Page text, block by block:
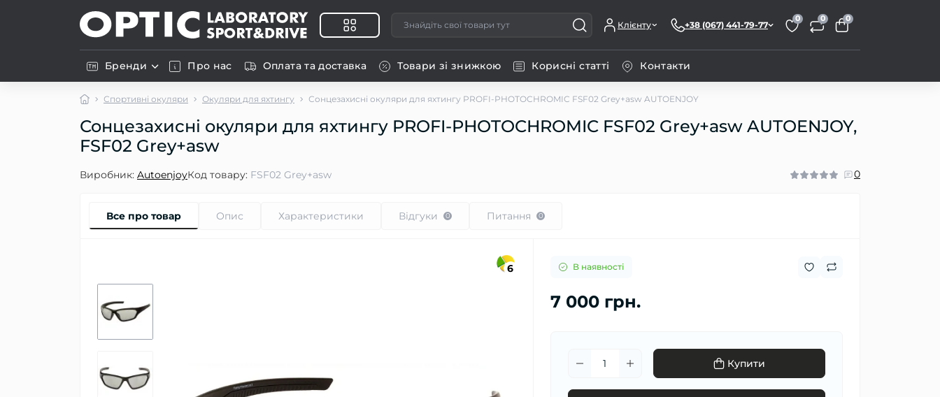
Клієнту +38 (067) 441-79-77
0 0 0
Бренди Про нас Оплата та доставка Товари зі знижкою Корисні статті Контакти
Спортивні окуляри Окуляри для яхтингу Сонцезахисні окуляри для яхтингу PROFI-PHOTOCHROMIC FSF02 Grey+asw AUTOENJOY
Сонцезахисні окуляри для яхтингу PROFI-PHOTOCHROMIC FSF02 Grey+asw AUTOENJOY,
FSF02 Grey+asw
Виробник: AutoenjoyКод товару: FSF02 Grey+asw 0
Все про товар Опис Характеристики Відгуки 0 Питання 0
6 В наявності
7 000 грн.
Купити